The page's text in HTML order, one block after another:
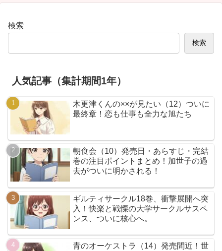
検索
検索
人気記事（集計期間1年）
木更津くんの××が見たい（12）ついに
最終章！恋も仕事も全力な旭たち
朝食会（10）発売日・あらすじ・完結
巻の注目ポイントまとめ！加世子の過
去がついに明かされる！
ギルティサークル18巻、衝撃展開へ突
入！快楽と戦慄の大学サークルサスペ
ンス、ついに核心へ。
青のオーケストラ（14）発売間近！世